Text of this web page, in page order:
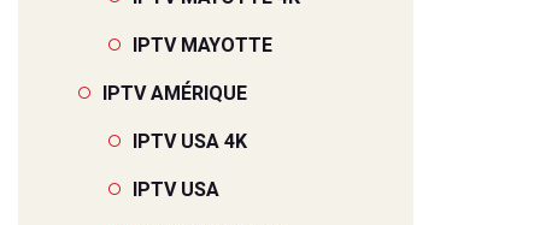
IPTV MAYOTTE
IPTV AMÉRIQUE
IPTV USA 4K
IPTV USA